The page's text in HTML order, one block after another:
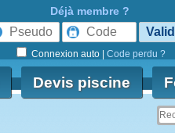
Déjà membre ?
Connexion auto Code perdu ?
Devis piscine